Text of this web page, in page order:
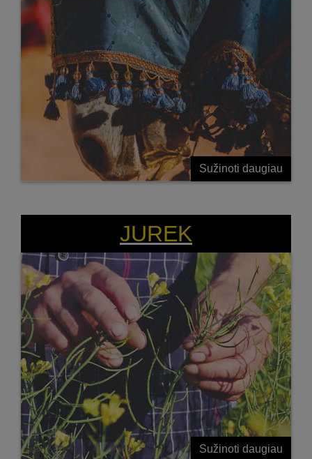
Sužinoti daugiau
JUREK
Sužinoti daugiau